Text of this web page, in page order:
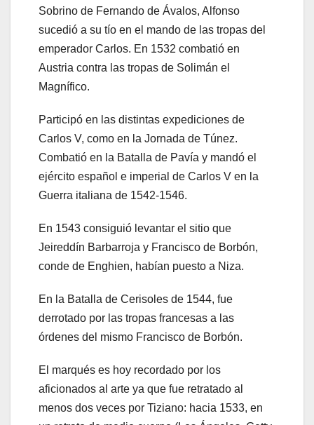
Sobrino de Fernando de Ávalos, Alfonso
sucedió a su tío en el mando de las tropas del
emperador Carlos. En 1532 combatió en
Austria contra las tropas de Solimán el
Magnífico.
Participó en las distintas expediciones de
Carlos V, como en la Jornada de Túnez.
Combatió en la Batalla de Pavía y mandó el
ejército español e imperial de Carlos V en la
Guerra italiana de 1542-1546.
En 1543 consiguió levantar el sitio que
Jeireddín Barbarroja y Francisco de Borbón,
conde de Enghien, habían puesto a Niza.
En la Batalla de Cerisoles de 1544, fue
derrotado por las tropas francesas a las
órdenes del mismo Francisco de Borbón.
El marqués es hoy recordado por los
aficionados al arte ya que fue retratado al
menos dos veces por Tiziano: hacia 1533, en